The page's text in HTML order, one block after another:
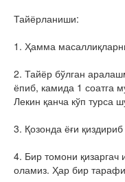
Тайёрланиши:
1. Ҳамма
2. Тайёр бўлган
ёпиб, камида 1 соатга
Лекин қанча кўп турса
3. Қозонда ёғи
4. Бир томони қизаргач
оламиз. Ҳар бир